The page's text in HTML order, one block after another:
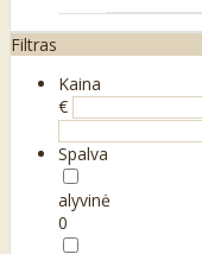
Filtras
Kaina
€
Spalva
alyvinė
0